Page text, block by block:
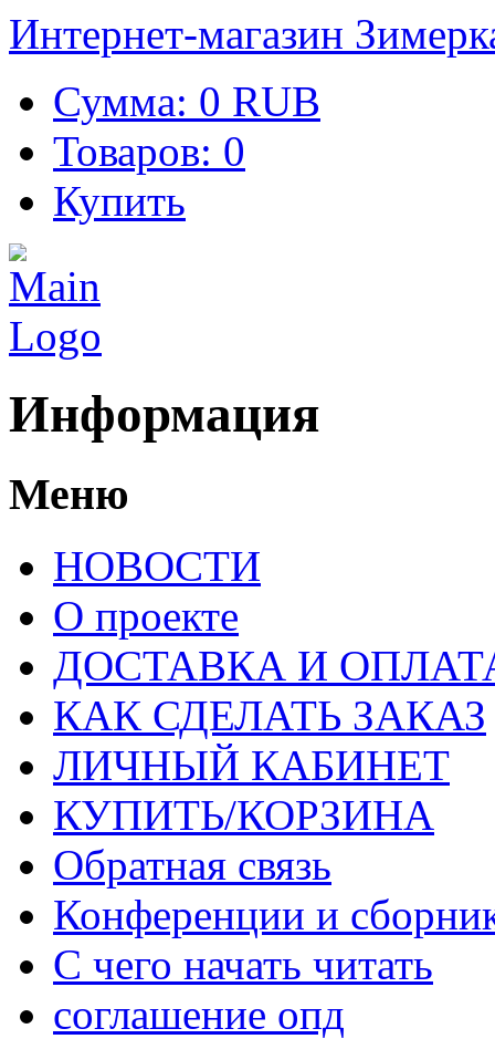
Интернет-магазин
Сумма: 0 RUB
Товаров: 0
Купить
Информация
Меню
НОВОСТИ
О проекте
ДОСТАВКА И
КАК СДЕЛАТЬ ЗАКАЗ
ЛИЧНЫЙ КАБИНЕТ
КУПИТЬ/КОРЗИНА
Обратная связь
Конференции и
С чего начать читать
соглашение опд